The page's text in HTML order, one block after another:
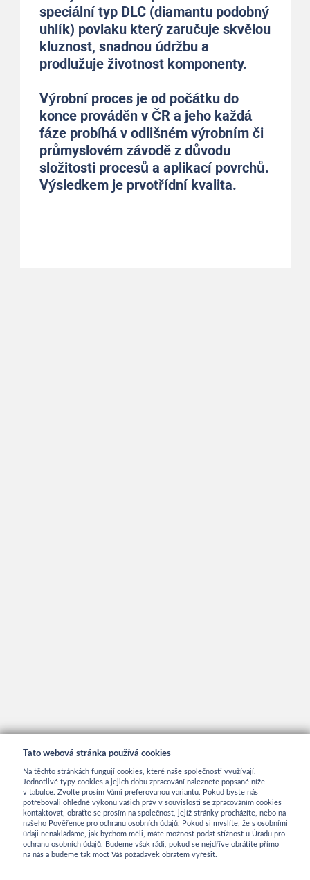
speciální typ DLC (diamantu podobný
uhlík) povlaku který zaručuje skvělou
kluznost, snadnou údržbu a
prodlužuje životnost komponenty.
Výrobní proces je od počátku do
konce prováděn v ČR a jeho každá
fáze probíhá v odlišném výrobním či
průmyslovém závodě z důvodu
složitosti procesů a aplikací povrchů.
Výsledkem je prvotřídní kvalita.
INFORMACE
Tato webová stránka používá cookies
Na těchto stránkách fungují cookies, které naše společnosti využívají.
Jednotlivé typy cookies a jejich dobu zpracování naleznete popsané níže
v tabulce. Zvolte prosím Vámi preferovanou variantu. Pokud byste nás
potřebovali ohledně výkonu vašich práv v souvislosti se zpracováním cookies
kontaktovat, obraťte se prosím na společnost, jejíž stránky procházíte, nebo na
našeho Pověřence pro ochranu osobních údajů. Pokud si myslíte, že s osobními
údaji nenakládáme, jak bychom měli, máte možnost podat stížnost u Úřadu pro
ochranu osobních údajů. Budeme však rádi, pokud se nejdříve obrátíte přímo
na nás a budeme tak moct Váš požadavek obratem vyřešit.